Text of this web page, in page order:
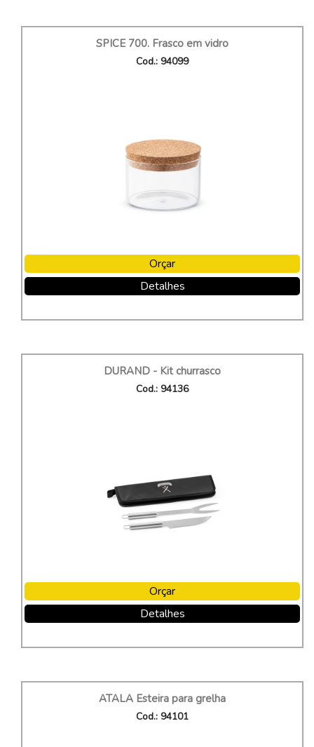
SPICE 700. Frasco em vidro
Cod.: 94099
Orçar
Detalhes
DURAND - Kit churrasco
Cod.: 94136
Orçar
Detalhes
ATALA Esteira para grelha
Cod.: 94101